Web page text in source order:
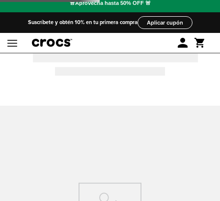
Suscríbete y obtén 10% en tu primera compra Aplicar cupón